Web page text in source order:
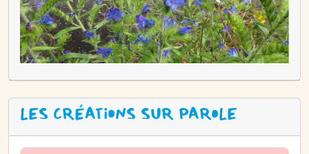
LES CRÉATIONS SUR PAROLE